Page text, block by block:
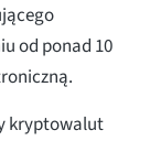
od ponad 10
kryptowalut